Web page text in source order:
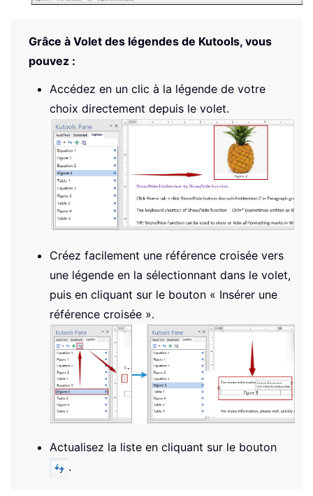
Grâce à Volet des légendes de Kutools, vous
pouvez :
Accédez en un clic à la légende de votre
choix directement depuis le volet.
Créez facilement une référence croisée vers
une légende en la sélectionnant dans le volet,
puis en cliquant sur le bouton « Insérer une
référence croisée ».
Actualisez la liste en cliquant sur le bouton
.